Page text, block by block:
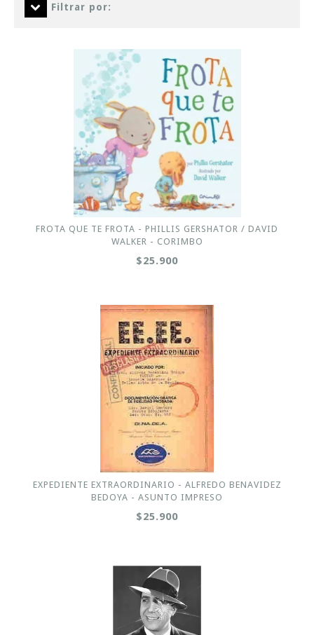
Filtrar por:
FROTA QUE TE FROTA - PHILLIS GERSHATOR / DAVID
WALKER - CORIMBO
$25.900
EXPEDIENTE EXTRAORDINARIO - ALFREDO BENAVIDEZ
BEDOYA - ASUNTO IMPRESO
$25.900